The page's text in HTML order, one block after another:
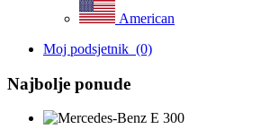
American
Moj podsjetnik (0)
Najbolje ponude